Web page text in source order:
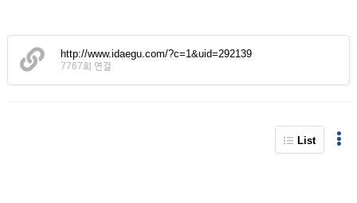
http://www.idaegu.com/?c=1&uid=292139
7767회 연결
List